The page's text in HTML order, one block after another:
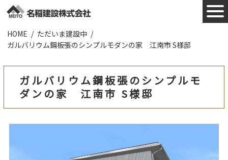
施工実績
お知らせ
会社概要
HOME
ただいま建設中
ガルバリウム鋼板張のシンプルモダンの家 江南市 S様邸
ガルバリウム鋼板張のシンプルモ
ダンの家 江南市 S様邸